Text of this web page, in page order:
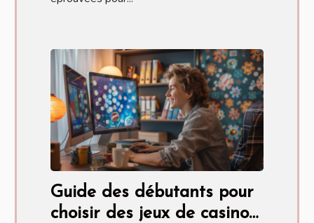
Guide des débutants pour
choisir des jeux de casino